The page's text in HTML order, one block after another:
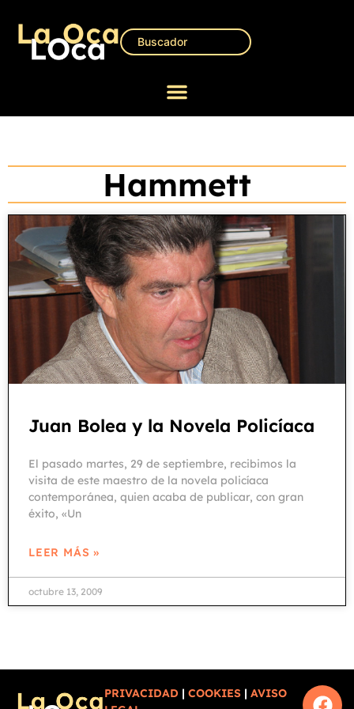
Hammett
Juan Bolea y la Novela Policíaca
El pasado martes, 29 de septiembre, recibimos la
visita de este maestro de la novela policíaca
contemporánea, quien acaba de publicar, con gran
éxito, «Un
LEER MÁS »
octubre 13, 2009
PRIVACIDAD | COOKIES | AVISO